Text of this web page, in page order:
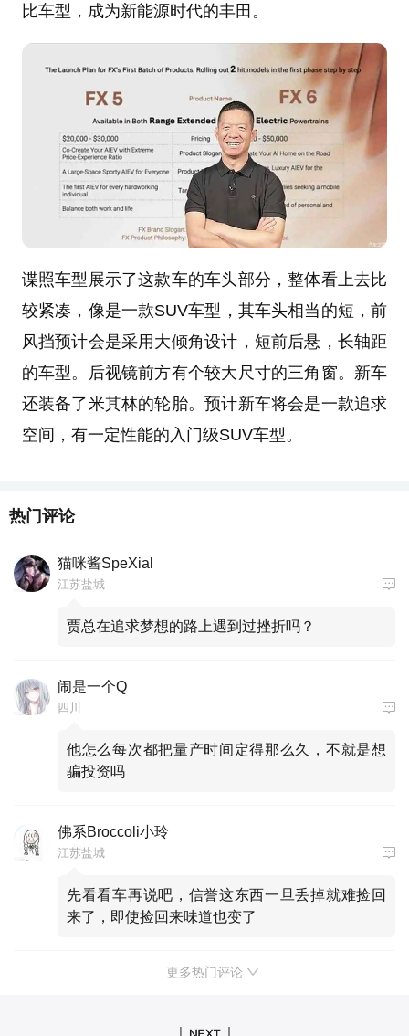
比车型，成为新能源时代的丰田。
谍照车型展示了这款车的车头部分，整体看上去比
较紧凑，像是一款SUV车型，其车头相当的短，前
风挡预计会是采用大倾角设计，短前后悬，长轴距
的车型。后视镜前方有个较大尺寸的三角窗。新车
还装备了米其林的轮胎。预计新车将会是一款追求
空间，有一定性能的入门级SUV车型。
热门评论
猫咪酱SpeXial
江苏盐城
贾总在追求梦想的路上遇到过挫折吗？
闹是一个Q
四川
他怎么每次都把量产时间定得那么久，不就是想
骗投资吗
佛系Broccoli小玲
江苏盐城
先看看车再说吧，信誉这东西一旦丢掉就难捡回
来了，即使捡回来味道也变了
更多热门评论